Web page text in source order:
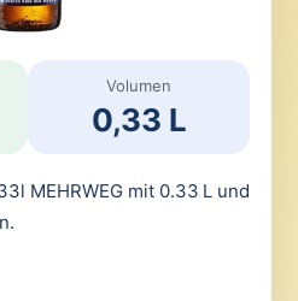
Volumen
0,33 L
MEHRWEG mit 0.33 L und